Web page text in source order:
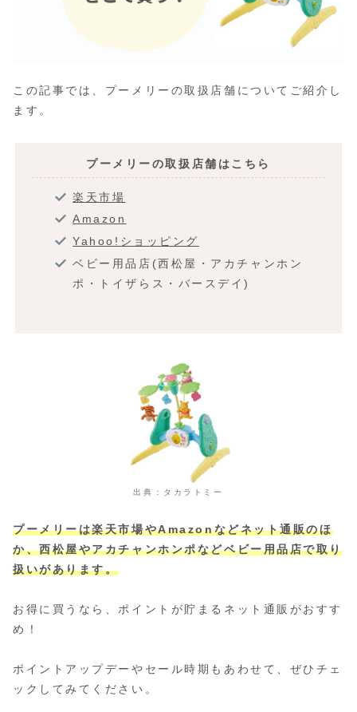
この記事では、プーメリーの取扱店舗についてご紹介し
ます。
プーメリーの取扱店舗はこちら
楽天市場
Amazon
Yahoo!ショッピング
ベビー用品店(西松屋・アカチャンホン
ポ・トイザらス・バースデイ)
出典：タカラトミー
プーメリーは楽天市場やAmazonなどネット通販のほ
か、西松屋やアカチャンホンポなどベビー用品店で取り
扱いがあります。
お得に買うなら、ポイントが貯まるネット通販がおすす
め！
ポイントアップデーやセール時期もあわせて、ぜひチェ
ックしてみてください。